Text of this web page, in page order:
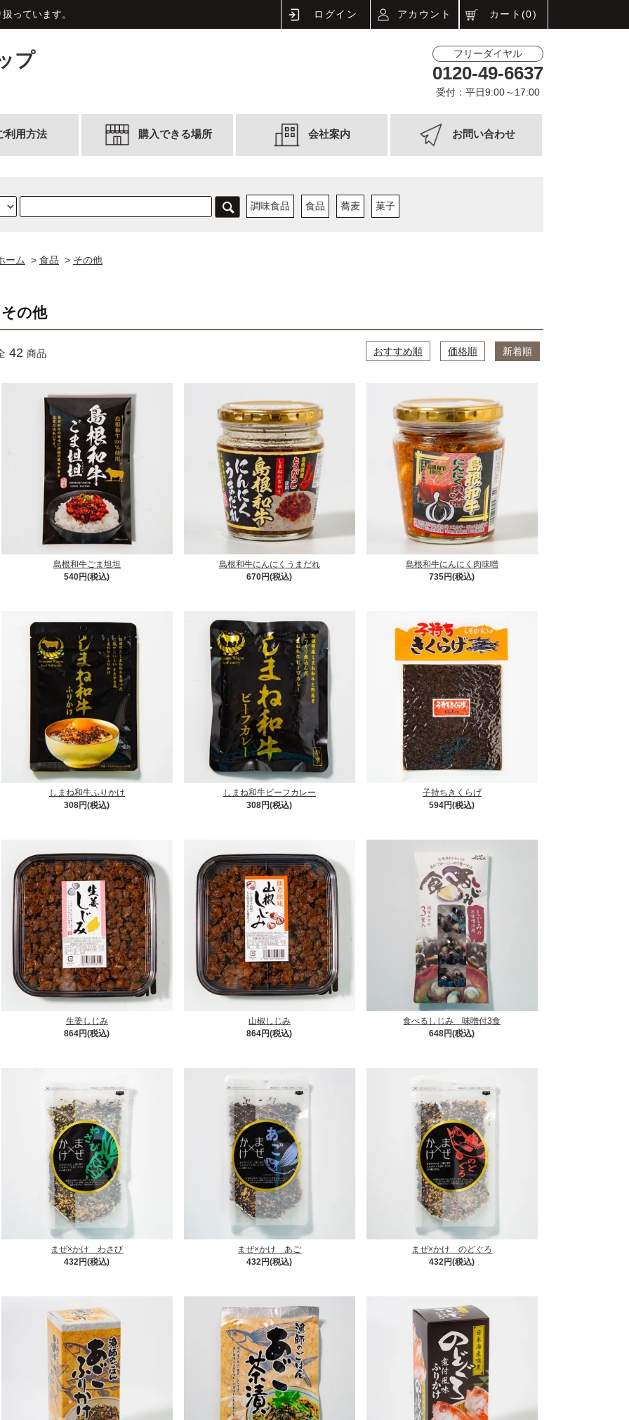
っています。 ログイン アカウント カート(0)
プ フリーダイヤル
0120-49-6637
受付：平日9:00～17:00
利用方法 購入できる場所 会社案内 お問い合わせ
調味食品 食品 蕎麦 菓子
ーム > 食品 > その他
その他
42 商品 おすすめ順 価格順 新着順
島根和牛ごま坦坦
540円(税込)
島根和牛にんにくうまだれ
670円(税込)
島根和牛にんにく肉味噌
735円(税込)
しまね和牛ふりかけ
308円(税込)
しまね和牛ビーフカレー
308円(税込)
子持ちきくらげ
594円(税込)
生姜しじみ
864円(税込)
山椒しじみ
864円(税込)
食べるしじみ 味噌付3食
648円(税込)
まぜ×かけ わさび
432円(税込)
まぜ×かけ あご
432円(税込)
まぜ×かけ のどぐろ
432円(税込)